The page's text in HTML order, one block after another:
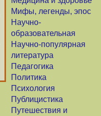
Мифы, легенды, эпос
Научно-
образовательная
Научно-популярная
литература
Педагогика
Политика
Психология
Публицистика
Путешествия и